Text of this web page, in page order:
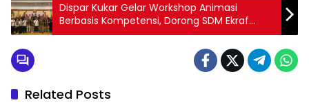
Dispar Kukar Gelar Workshop Animasi
Berbasis Kompetensi, Dorong SDM Ekraf
Berkembang
Related Posts